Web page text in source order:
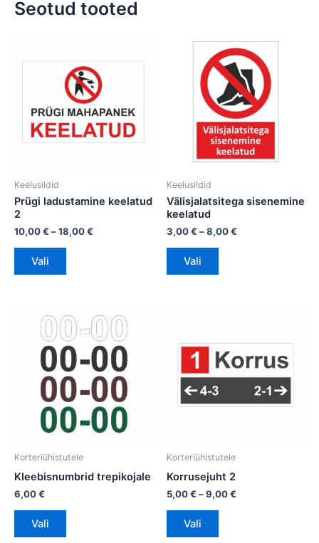
Seotud tooted
Keelusildid
Prügi ladustamine keelatud
2
10,00€ –18,00€
18,00 €
Vali
on
mitu
varianti.
Valikuid
saab
Keelusildid
Välisjalatsitega sisenemine
keelatud
3,00€ –8,00€
3,00 €
kuni
8,00 €
Vali
Sellel
tootel
on
mitu
varianti.
Valikuid
saab
teha
Korteriühistutele
Kleebisnumbrid trepikojale
6,00€
Vali
Sellel
tootel
on
mitu
varianti.
Valikuid
saab
teha
Korteriühistutele
Korrusejuht 2
5,00€ –9,00€
9,00 €
Vali
on
mitu
varianti.